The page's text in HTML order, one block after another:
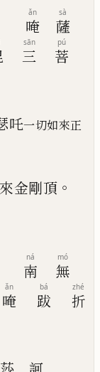
唵
ǎn
薩
sà
三
sān
菩
pú
吒一切如來正
金剛頂 。
南
ná
無
mó
唵
ǎn
跋
bá
折
zhé